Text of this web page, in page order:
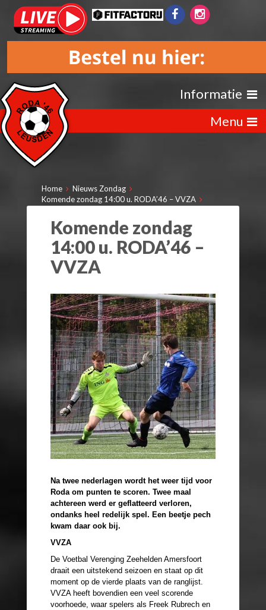
Informatie
Menu
Home
Nieuws Zondag
Komende zondag 14:00 u. RODA’46 – VVZA
Komende zondag
14:00 u. RODA’46 –
VVZA
Na twee nederlagen wordt het weer tijd voor
Roda om punten te scoren. Twee maal
achtereen werd er geflatteerd verloren,
ondanks heel redelijk spel. Een beetje pech
kwam daar ook bij.
VVZA
De Voetbal Verenging Zeehelden Amersfoort
draait een uitstekend seizoen en staat op dit
moment op de vierde plaats van de ranglijst.
VVZA heeft bovendien een veel scorende
voorhoede, waar spelers als Freek Rubrech en